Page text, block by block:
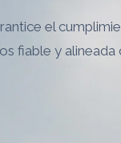
el
fiable y